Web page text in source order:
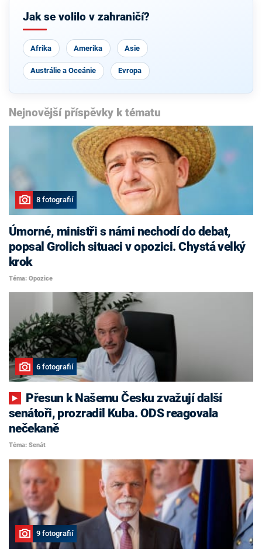
Jak se volilo v zahraničí?
Afrika Amerika Asie
Austrálie a Oceánie Evropa
Nejnovější příspěvky k tématu
8 fotografií
Úmorné, ministři s námi nechodí do debat,
popsal Grolich situaci v opozici. Chystá velký
krok
Téma: Opozice
6 fotografií
senátoři, prozradil Kuba. ODS reagovala
nečekaně
Téma: Senát
9 fotografií